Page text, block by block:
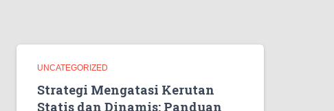
UNCATEGORIZED
Strategi Mengatasi Kerutan
Statis dan Dinamis: Panduan